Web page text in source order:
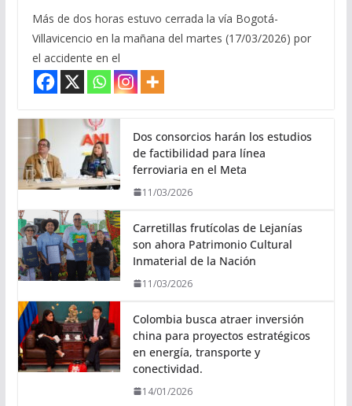
Más de dos horas estuvo cerrada la vía Bogotá-
Villavicencio en la mañana del martes (17/03/2026) por
el accidente en el
Dos consorcios harán los estudios
de factibilidad para línea
ferroviaria en el Meta
11/03/2026
Carretillas frutícolas de Lejanías
son ahora Patrimonio Cultural
Inmaterial de la Nación
11/03/2026
Colombia busca atraer inversión
china para proyectos estratégicos
en energía, transporte y
conectividad.
14/01/2026